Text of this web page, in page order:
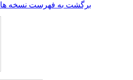
برگشت به فهرست نسخه ها